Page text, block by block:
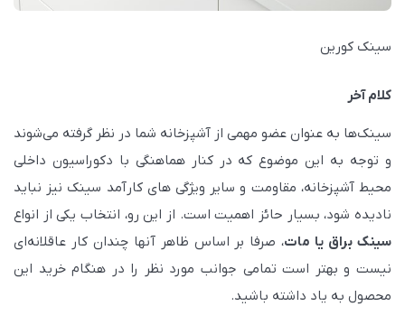
سینک کورین
کلام آخر
سینک‌ها به عنوان عضو مهمی از آشپزخانه شما در نظر گرفته می‌شوند
و توجه به این موضوع که در کنار هماهنگی با دکوراسیون داخلی
محیط آشپزخانه، مقاومت و سایر ویژگی های کارآمد سینک نیز نباید
نادیده شود، بسیار حائز اهمیت است. از این رو، انتخاب یکی از انواع
سینک براق یا مات، صرفا بر اساس ظاهر آنها چندان کار عاقلانه‌ای
نیست و بهتر است تمامی جوانب مورد نظر را در هنگام خرید این
محصول به یاد داشته باشید.